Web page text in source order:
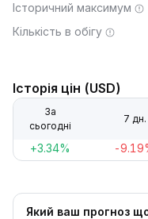
Історичний максимум
Кількість в обігу
Історія цін (USD)
За
сьогодні
7 дн.
+3.34% -
Який ваш прогноз